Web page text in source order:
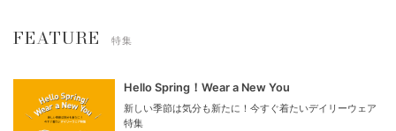
FEATURE 特集
Hello Spring！Wear a New You
新しい季節は気分も新たに！今すぐ着たいデイリーウェア
特集